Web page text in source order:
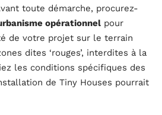
toute démarche, procurez-
opérationnel pour
de votre projet sur le terrain
dites ‘rouges’, interdites à la
les conditions spécifiques des
de Tiny Houses pourrait